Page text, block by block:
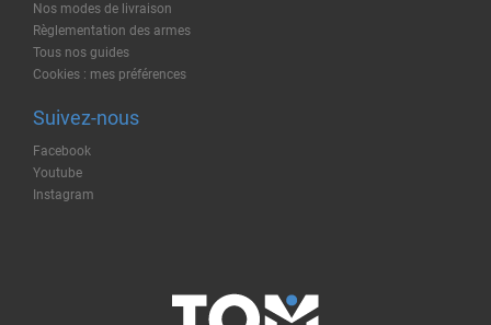
Nos modes de livraison
Règlementation des armes
Tous nos guides
Cookies : mes préférences
Suivez-nous
Facebook
Youtube
Instagram